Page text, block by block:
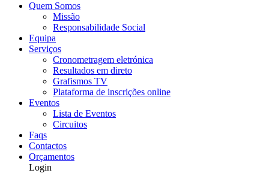
Quem Somos
Missão
Responsabilidade Social
Equipa
Serviços
Cronometragem eletrónica
Resultados em direto
Grafismos TV
Plataforma de inscrições online
Eventos
Lista de Eventos
Circuitos
Faqs
Contactos
Orçamentos
Login